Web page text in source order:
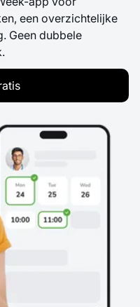
een overzichtelijke
Geen dubbele